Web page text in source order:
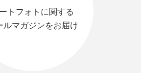
トフォトに関する
ルマガジンをお届け